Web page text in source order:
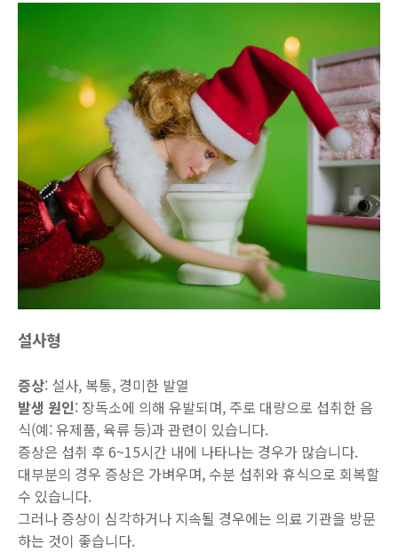
설사형
증상: 설사, 복통, 경미한 발열
발생 원인: 장독소에 의해 유발되며, 주로 대량으로 섭취한 음
식(예: 유제품, 육류 등)과 관련이 있습니다.
증상은 섭취 후 6~15시간 내에 나타나는 경우가 많습니다.
대부분의 경우 증상은 가벼우며, 수분 섭취와 휴식으로 회복할
수 있습니다.
그러나 증상이 심각하거나 지속될 경우에는 의료 기관을 방문
하는 것이 좋습니다.